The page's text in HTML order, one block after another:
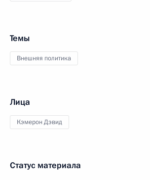
Темы
Внешняя политика
Лица
Кэмерон Дэвид
Статус материала